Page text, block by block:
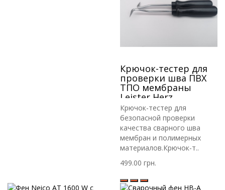
Крючок-тестер для
проверки шва ПВХ
ТПО мембраны
Leister Herz
Крючок-тестер для
безопасной проверки
качества сварного шва
мембран и полимерных
материалов.Крючок-т..
499.00 грн.